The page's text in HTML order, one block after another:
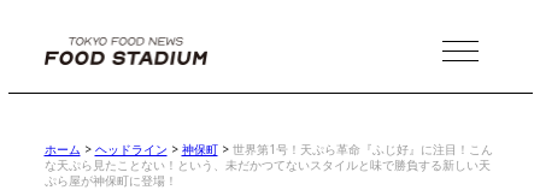
MENU
ホーム > ヘッドライン > 神保町> 世界第1号！天ぷら革命『ふじ好』に注目！こん
な天ぷら見たことない！という、未だかつてないスタイルと味で勝負する新しい天
ぷら屋が神保町に登場！